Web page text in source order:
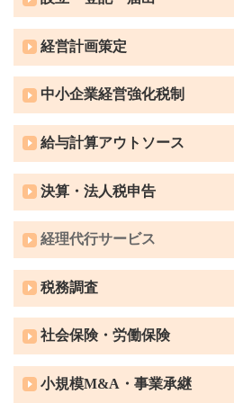
経営計画策定
中小企業経営強化税制
給与計算アウトソース
決算・法人税申告
経理代行サービス
税務調査
社会保険・労働保険
小規模M&A・事業承継